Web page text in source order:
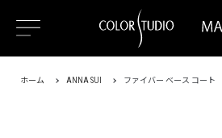
ホーム ANNA SUI ファイバー ベース コート